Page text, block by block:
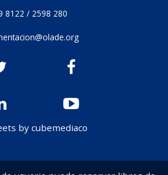
8122 / 2598 280
by cubemediaco